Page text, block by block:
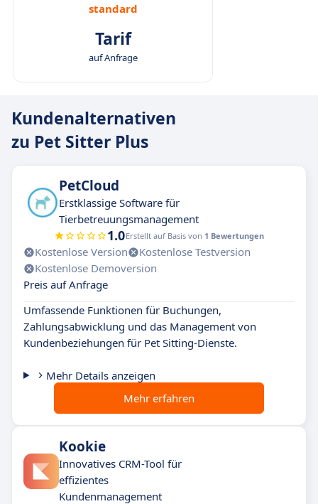
standard
Tarif
auf Anfrage
Kundenalternativen
zu Pet Sitter Plus
PetCloud
Erstklassige Software für
Tierbetreuungsmanagement
1.0Erstellt auf Basis von 1 Bewertungen
Kostenlose Version
Kostenlose Testversion
Kostenlose Demoversion
Preis auf Anfrage
Umfassende Funktionen für Buchungen,
Zahlungsabwicklung und das Management von
Kundenbeziehungen für Pet Sitting-Dienste.
Mehr Details anzeigen
Mehr erfahren
Kookie
Innovatives CRM-Tool für
effizientes
Kundenmanagement